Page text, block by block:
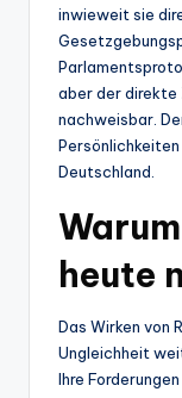
inwieweit sie
aber der direkte
nachweisbar.
Deutschland.
heute
Das Wirken von
Ungleichheit
Ihre